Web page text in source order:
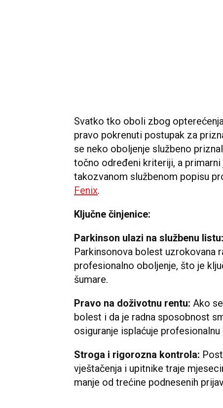
Svatko tko oboli zbog
pravo pokrenuti postupak za
se neko oboljenje službeno
točno određeni kriteriji, a primarni
takozvanom službenom popisu
Fenix.
Ključne činjenice:
Parkinson ulazi na službenu listu:
Parkinsonova bolest uzrokovana
profesionalno oboljenje, što je
šumare.
Pravo na doživotnu rentu: Ako
bolest i da je radna sposobnost
osiguranje isplaćuje profesionalnu
Stroga i rigorozna kontrola:
vještačenja i upitnike traje
manje od trećine podnesenih